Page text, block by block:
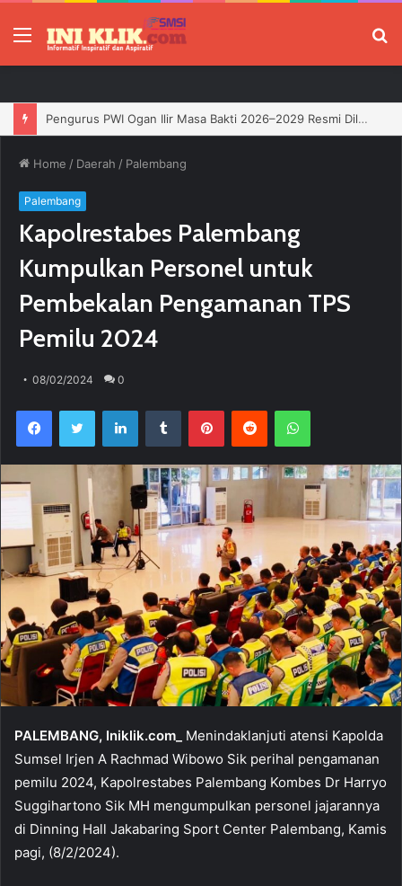
Menu
Jelang HUT RI, 3 Sumur Infill Baru di Zona 4 Dukung Kedaulatan Energi
Home / Daerah / Palembang
Palembang
Kapolrestabes Palembang
Kumpulkan Personel untuk
Pembekalan Pengamanan TPS
Pemilu 2024
08/02/2024 0
PALEMBANG, Iniklik.com_
Menindaklanjuti atensi Kapolda
Sumsel Irjen A Rachmad Wibowo Sik perihal pengamanan
pemilu 2024, Kapolrestabes Palembang Kombes Dr Harryo
Suggihartono Sik MH mengumpulkan personel jajarannya
di Dinning Hall Jakabaring Sport Center Palembang, Kamis
pagi, (8/2/2024).